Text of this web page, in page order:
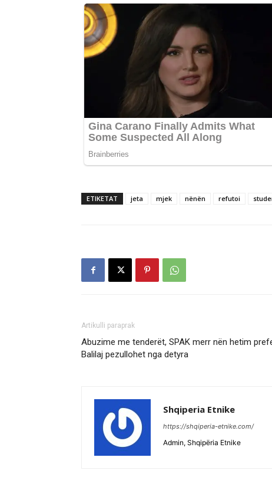
ETIKETAT jeta mjek nënën refutoi
Artikulli paraprak
Abuzime me tenderët, SPAK merr nën hetim
Balilaj pezullohet nga detyra
Shqiperia Etnike
https://shqiperia-etnike.com/
Admin, Shqipëria Etnike